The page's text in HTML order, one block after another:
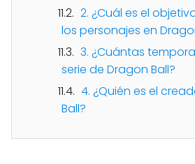
2. ¿Cuál es el
los personajes en
3. ¿Cuántas
serie de Dragon Ball?
4. ¿Quién es el
Ball?